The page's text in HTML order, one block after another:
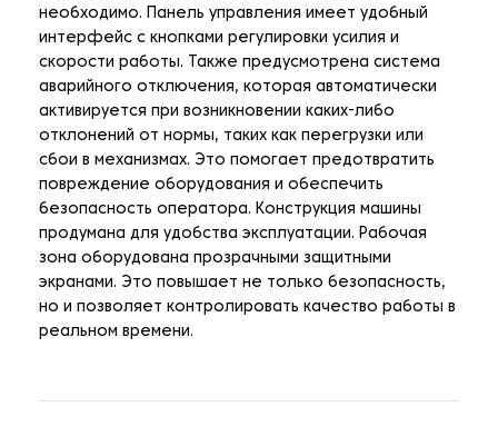
необходимо. Панель управления имеет удобный
интерфейс с кнопками регулировки усилия и
скорости работы. Также предусмотрена система
аварийного отключения, которая автоматически
активируется при возникновении каких-либо
отклонений от нормы, таких как перегрузки или
сбои в механизмах. Это помогает предотвратить
повреждение оборудования и обеспечить
безопасность оператора. Конструкция машины
продумана для удобства эксплуатации. Рабочая
зона оборудована прозрачными защитными
экранами. Это повышает не только безопасность,
но и позволяет контролировать качество работы в
реальном времени.